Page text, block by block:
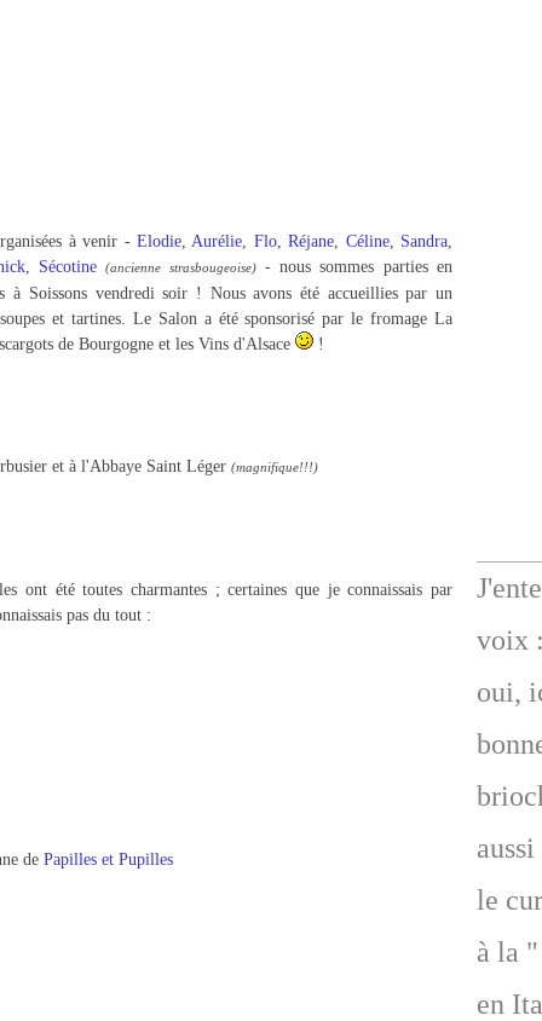
à venir - Elodie,Aurélie, Flo,Réjane, Céline, Sandra,
, Sécotine (ancienne strasbougeoise)- nous sommes parties en
à Soissons vendredi soir ! Nous avons été accueillies par un
et tartines. Le Salon a été sponsorisé par le fromage La
de Bourgogne et les Vins d'Alsace
!
et à l'Abbaye Saint Léger (magnifique!!!)
ont été toutes charmantes ; certaines que je connaissais par
pas du tout :
de Papilles et Pupilles
voix
oui,
le
à la
en